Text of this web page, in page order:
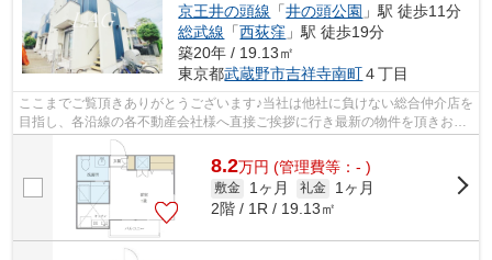
京王井の頭線 「井の頭公園 」駅 徒歩11分
総武線 「西荻窪 」駅 徒歩19分
築20年 / 19.13㎡
東京都武蔵野市吉祥寺南町４丁目
ここまでご覧頂きありがとうございます♪当社は他社に負けない総合仲介店を
目指し、各沿線の各不動産会社様へ直接ご挨拶に行き最新の物件を頂きお客
様へ提供しております！最新の情報は...
8.2万円 (管理費等：- )
敷金 1ヶ月 礼金
1ヶ月
2階 / 1R / 19.13㎡